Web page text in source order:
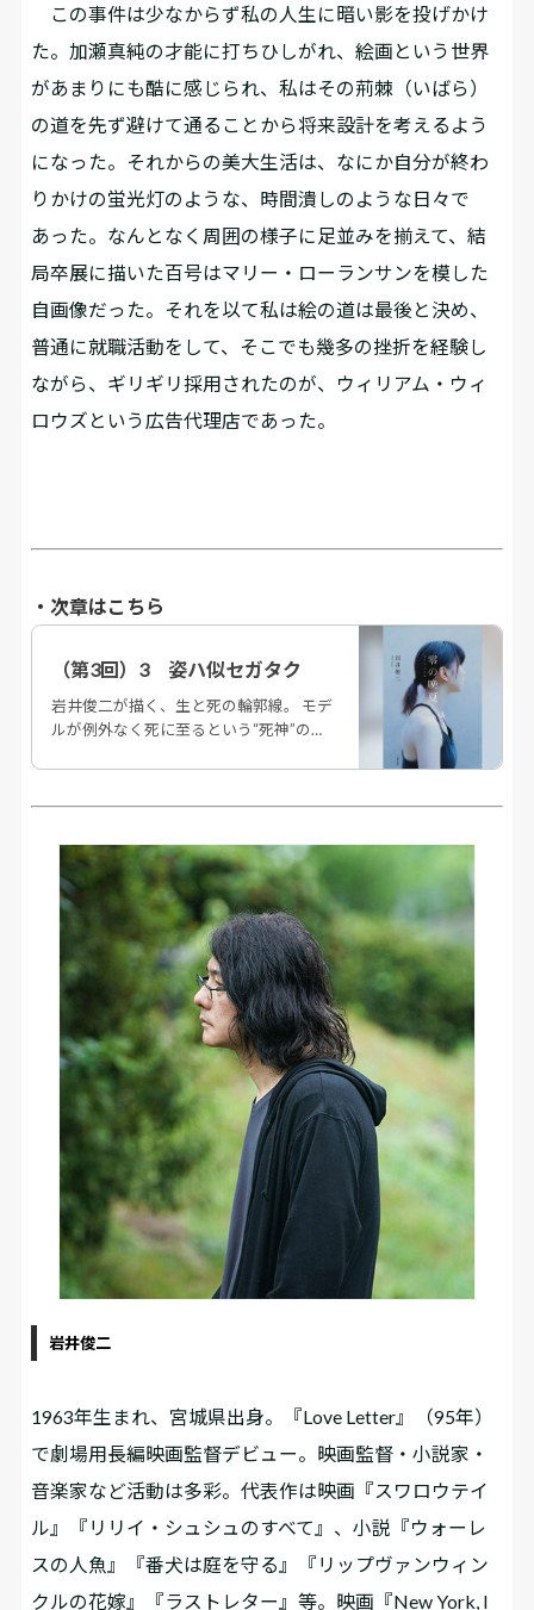
この事件は少なからず私の人生に暗い影を投げかけ
た。加瀬真純の才能に打ちひしがれ、絵画という世界
があまりにも酷に感じられ、私はその荊棘（いばら）
の道を先ず避けて通ることから将来設計を考えるよう
になった。それからの美大生活は、なにか自分が終わ
りかけの蛍光灯のような、時間潰しのような日々で
あった。なんとなく周囲の様子に足並みを揃えて、結
局卒展に描いた百号はマリー・ローランサンを模した
自画像だった。それを以て私は絵の道は最後と決め、
普通に就職活動をして、そこでも幾多の挫折を経験し
ながら、ギリギリ採用されたのが、ウィリアム・ウィ
ロウズという広告代理店であった。
・次章はこちら
（第3回）3　姿ハ似セガタク
岩井俊二が描く、生と死の輪郭線。 モデ
ルが例外なく死に至るという“死神”の異
側にある禁断の世界とは。渾身の美術ミ
岩井俊二
1963年生まれ、宮城県出身。『Love Letter』（95年）
で劇場用長編映画監督デビュー。映画監督・小説家・
音楽家など活動は多彩。代表作は映画『スワロウテイ
ル』『リリイ・シュシュのすべて』、小説『ウォーレ
スの人魚』『番犬は庭を守る』『リップヴァンウィン
クルの花嫁』『ラストレター』等。映画『New York, I